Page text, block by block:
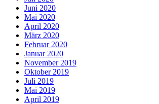
Juni 2020
Mai 2020
April 2020
März 2020
Februar 2020
Januar 2020
November 2019
Oktober 2019
Juli 2019
Mai 2019
April 2019